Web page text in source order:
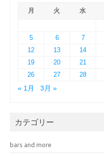
月
火 水
5
6 7
12
13 14
19
20 21
26
27
28
« 1月
3月 »
カテゴリー
bars and more